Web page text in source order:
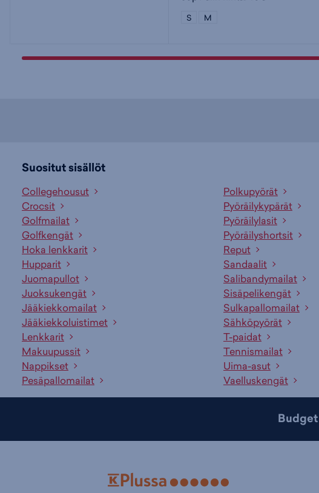
S M
Suositut sisällöt
Collegehousut
Crocsit
Golfmailat
Golfkengät
Hoka lenkkarit
Hupparit
Juomapullot
Juoksukengät
Jääkiekkomailat
Jääkiekkoluistimet
Lenkkarit
Makuupussit
Nappikset
Pesäpallomailat
Polkupyörät
Pyöräilykypärät
Pyöräilylasit
Pyöräilyshortsit
Reput
Sandaalit
Salibandymailat
Sisäpelikengät
Sulkapallomailat
Sähköpyörät
T-paidat
Tennismailat
Uima-asut
Vaelluskengät